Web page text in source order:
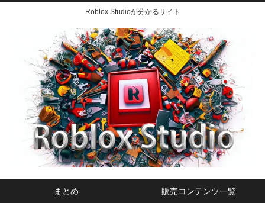
Roblox Studioが分かるサイト
まとめ 販売コンテンツ一覧